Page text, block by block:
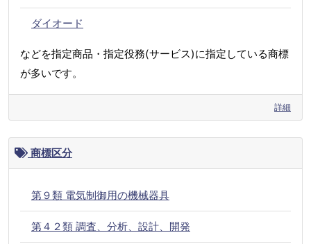
ダイオード
などを指定商品・指定役務(サービス)に指定している商標
が多いです。
詳細
商標区分
第９類 電気制御用の機械器具
第４２類 調査、分析、設計、開発